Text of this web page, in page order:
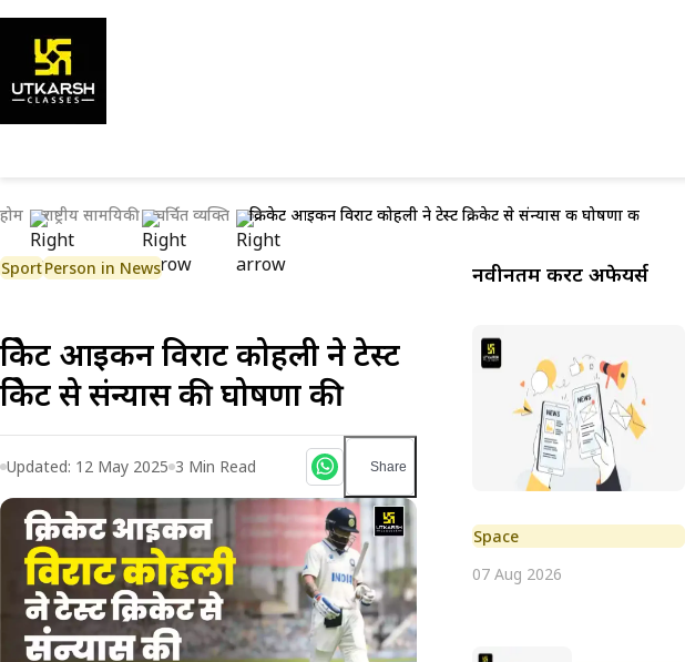
होम राष्ट्रीय सामयिकी चर्चित व्यक्ति क्रिकेट आइकन विराट कोहली ने टेस्ट क्रिकेट से संन्यास की घोषणा की
SportPerson in News
क्रिकेट आइकन विराट कोहली ने टेस्ट
क्रिकेट से संन्यास की घोषणा की
Updated: 12 May 2025 3 Min Read Share
नवीनतम करेंट अफेयर्स
Space
07 Aug 2026